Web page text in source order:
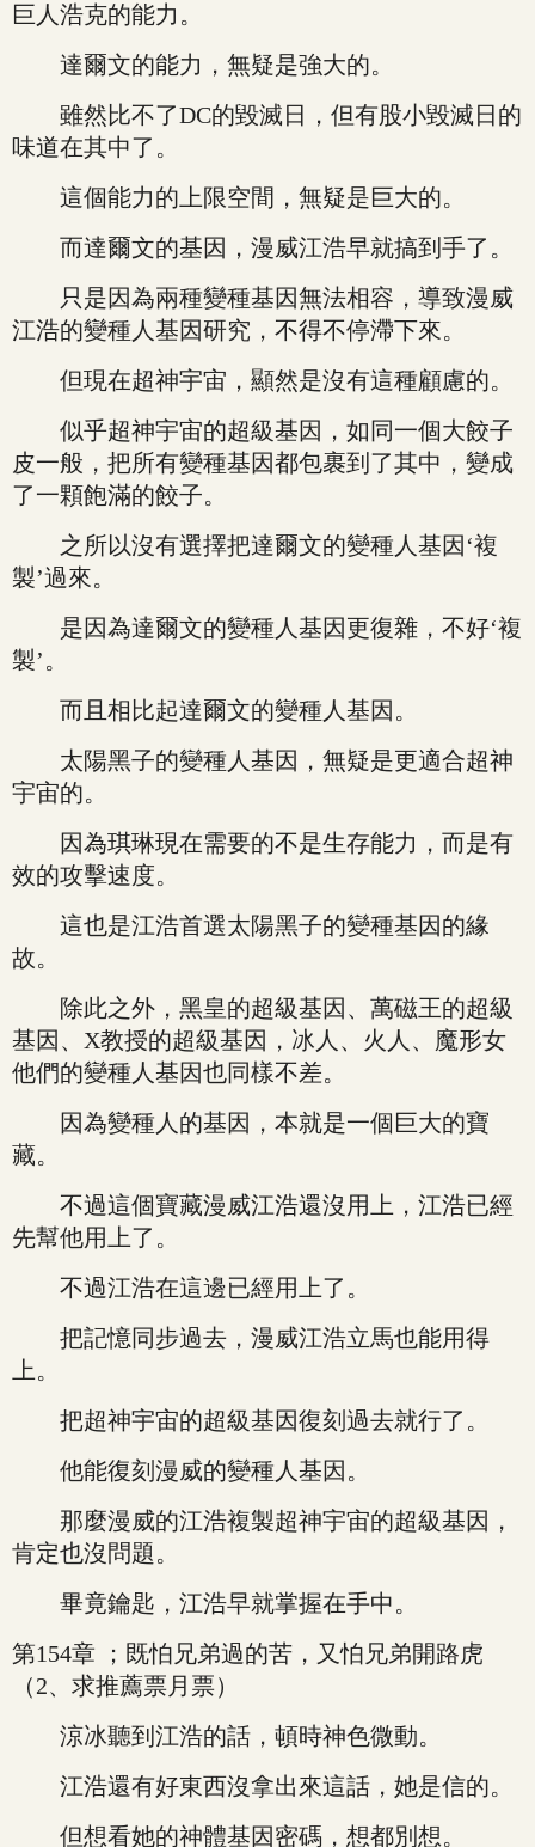
巨人浩克的能力。
達爾文的能力，無疑是強大的。
雖然比不了DC的毀滅日，但有股小毀滅日的
味道在其中了。
這個能力的上限空間，無疑是巨大的。
而達爾文的基因，漫威江浩早就搞到手了。
只是因為兩種變種基因無法相容，導致漫威
江浩的變種人基因研究，不得不停滯下來。
但現在超神宇宙，顯然是沒有這種顧慮的。
似乎超神宇宙的超級基因，如同一個大餃子
皮一般，把所有變種基因都包裹到了其中，變成
了一顆飽滿的餃子。
之所以沒有選擇把達爾文的變種人基因‘複
製’過來。
是因為達爾文的變種人基因更復雜，不好‘複
製’。
而且相比起達爾文的變種人基因。
太陽黑子的變種人基因，無疑是更適合超神
宇宙的。
因為琪琳現在需要的不是生存能力，而是有
效的攻擊速度。
這也是江浩首選太陽黑子的變種基因的緣
故。
除此之外，黑皇的超級基因、萬磁王的超級
基因、X教授的超級基因，冰人、火人、魔形女
他們的變種人基因也同樣不差。
因為變種人的基因，本就是一個巨大的寶
藏。
不過這個寶藏漫威江浩還沒用上，江浩已經
先幫他用上了。
不過江浩在這邊已經用上了。
把記憶同步過去，漫威江浩立馬也能用得
上。
把超神宇宙的超級基因復刻過去就行了。
他能復刻漫威的變種人基因。
那麼漫威的江浩複製超神宇宙的超級基因，
肯定也沒問題。
畢竟鑰匙，江浩早就掌握在手中。
第154章 ；既怕兄弟過的苦，又怕兄弟開路虎
（2、求推薦票月票）
涼冰聽到江浩的話，頓時神色微動。
江浩還有好東西沒拿出來這話，她是信的。
但想看她的神體基因密碼，想都別想。